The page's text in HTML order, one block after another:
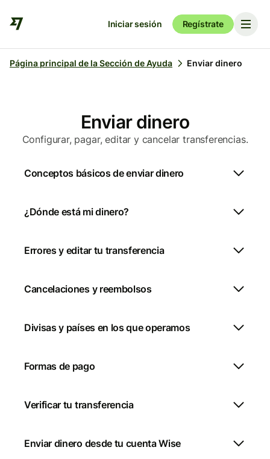
Iniciar sesión Regístrate
Página principal de la Sección de Ayuda Enviar dinero
Enviar dinero
Configurar, pagar, editar y cancelar transferencias.
Conceptos básicos de enviar dinero
¿Dónde está mi dinero?
Errores y editar tu transferencia
Cancelaciones y reembolsos
Divisas y países en los que operamos
Formas de pago
Verificar tu transferencia
Enviar dinero desde tu cuenta Wise